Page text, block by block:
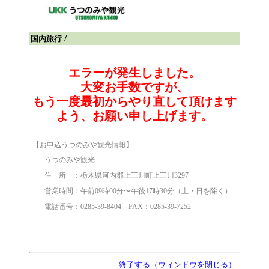
国内旅行 /
エラーが発生しました。
大変お手数ですが、
もう一度最初からやり直して頂けます
よう、お願い申し上げます。
【 お申込うつのみや観光情報 】
うつのみや観光
住 所 ：栃木県河内郡上三川町上三川3297
営業時間：午前09時00分〜午後17時30分（土・日を除く）
電話番号：0285-39-8404 FAX：0285-39-7252
終了する（ウィンドウを閉じる）